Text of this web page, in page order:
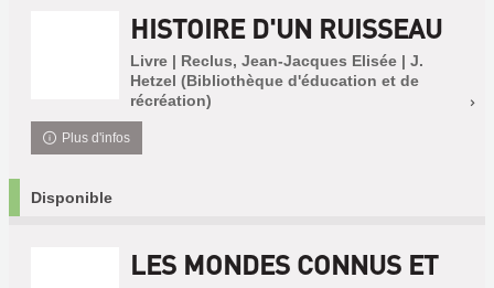
HISTOIRE D'UN RUISSEAU
Livre | Reclus, Jean-Jacques Elisée | J.
Hetzel (Bibliothèque d'éducation et de
récréation)
Plus d'infos
Disponible
LES MONDES CONNUS ET